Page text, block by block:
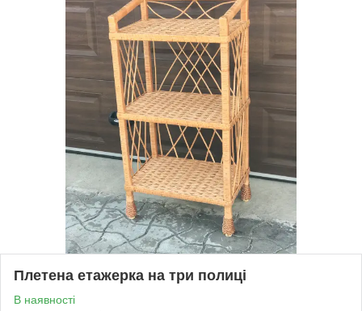
Плетена етажерка на три полиці
В наявності